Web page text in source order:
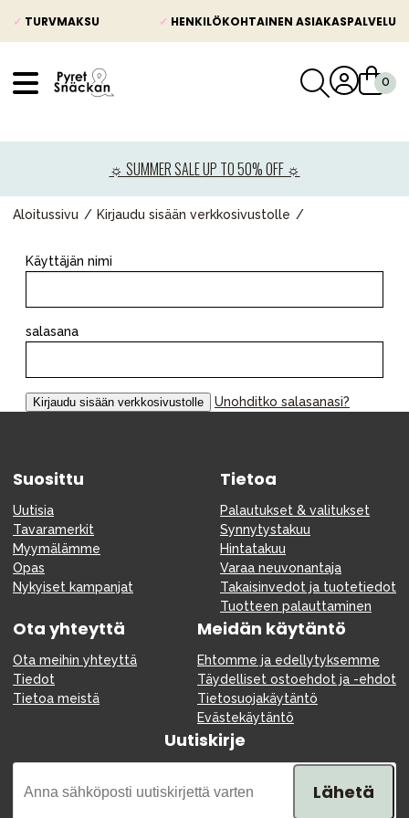
✓ TURVMAKSU ✓ HENKILÖKOHTAINEN ASIAKASPALVELU
☼ SUMMER SALE UP TO 50% OFF ☼
Aloitussivu Kirjaudu sisään verkkosivustolle
Käyttäjän nimi
salasana
Unohditko salasanasi?
Suosittu
Uutisia
Tavaramerkit
Myymälämme
Opas
Nykyiset kampanjat
Tietoa
Palautukset & valitukset
Synnytystakuu
Hintatakuu
Varaa neuvonantaja
Takaisinvedot ja tuotetiedot
Tuotteen palauttaminen
Ota yhteyttä
Ota meihin yhteyttä
Tiedot
Tietoa meistä
Meidän käytäntö
Ehtomme ja edellytyksemme
Täydelliset ostoehdot ja -ehdot
Tietosuojakäytäntö
Evästekäytäntö
Uutiskirje
Lähetä
Lastenvaunut
Lasten turvaistuimet
Lelut ja pelit
Äiti & Isä
Huonekalut & vuodevaatteet
Tarvikkeet
Kampanjat
Lahjavinkkejä
Suosikit
Tavaramerkit
Outlet
Opas
Ota meihin yhteyttä osoitteessa
Myymälämme